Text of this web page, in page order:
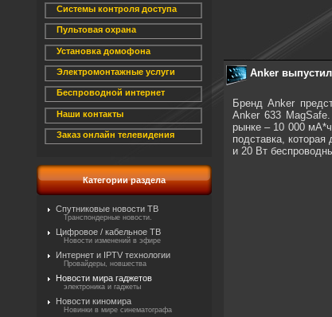
Системы контроля доступа
Пультовая охрана
Установка домофона
Электромонтажные услуги
Беспроводной интернет
Наши контакты
Заказ онлайн телевидения
Категории раздела
Спутниковые новости ТВ
Транспондерные новости.
Цифровое / кабельное ТВ
Новости изменений в эфире
Интернет и IPTV технологии
Провайдеры, новшества
Новости мира гаджетов
электроника и гаджеты
Новости киномира
Новинки в мире синематографа
Anker
Бренд Anker
Anker 633
рынке – 10 000
подставка,
и 20 Вт